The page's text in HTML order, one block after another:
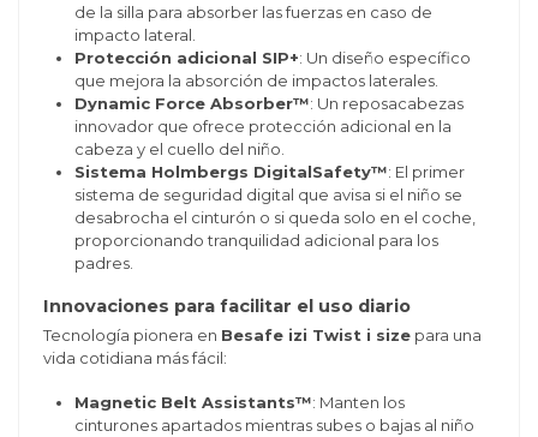
de la silla para absorber las fuerzas en caso de
impacto lateral.
Protección adicional SIP+: Un diseño específico
que mejora la absorción de impactos laterales.
Dynamic Force Absorber™: Un reposacabezas
innovador que ofrece protección adicional en la
cabeza y el cuello del niño.
Sistema Holmbergs DigitalSafety™: El primer
sistema de seguridad digital que avisa si el niño se
desabrocha el cinturón o si queda solo en el coche,
proporcionando tranquilidad adicional para los
padres.
Innovaciones para facilitar el uso diario
Tecnología pionera en Besafe izi Twist i sizepara una
vida cotidiana más fácil:
Magnetic Belt Assistants™: Manten los
cinturones apartados mientras subes o bajas al niño